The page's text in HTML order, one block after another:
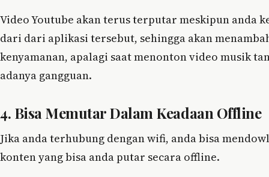
Video Youtube akan terus terputar meskipun anda
dari dari aplikasi tersebut, sehingga akan
kenyamanan, apalagi saat menonton video musik
adanya gangguan.
4. Bisa Memutar Dalam Keadaan Offline
Jika anda terhubung dengan wifi, anda bisa
konten yang bisa anda putar secara offline.